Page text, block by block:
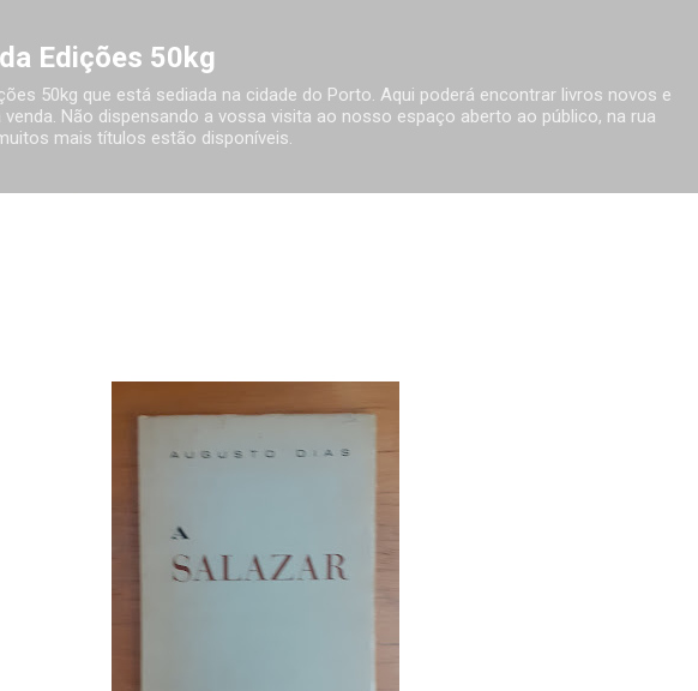
Edições 50kg
50kg que está sediada na cidade do Porto. Aqui poderá encontrar livros novos e
Não dispensando a vossa visita ao nosso espaço aberto ao público, na rua
mais títulos estão disponíveis.